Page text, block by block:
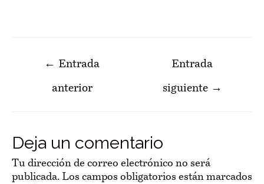
← Entrada
anterior
Entrada
siguiente →
Deja un comentario
Tu dirección de correo electrónico no será
publicada. Los campos obligatorios están marcados